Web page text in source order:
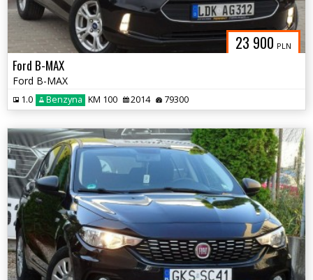
23 900 PLN
Ford B-MAX
Ford B-MAX
1.0 Benzyna KM 100 2014 79300